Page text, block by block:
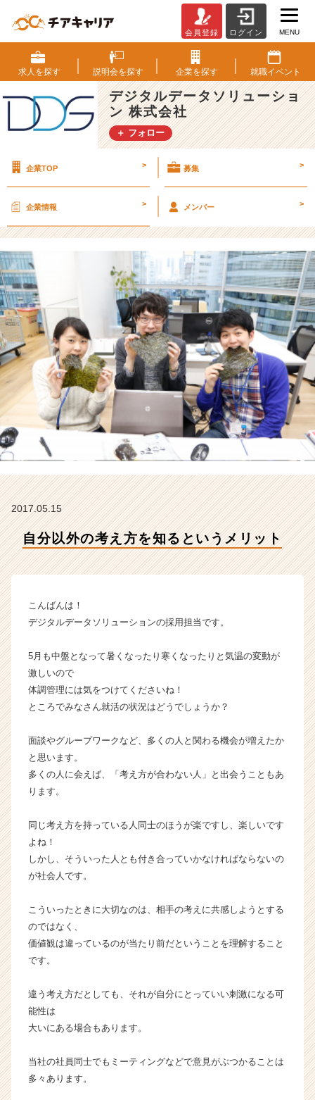
分
以
外
の
考
え
方
る
う
ッ
ト
【デ
ジ
タ
ル
デ
ー
タ
リ
ュ
ー
会
ラ
ン】
ベ
ン
ー・
長
か
カ
が
く
イ
チ
キ
会員登録 ログイン MENU
求人を探す 説明会を探す 企業を探す 就職イベント
デジタルデータソリューショ
ン 株式会社
＋ フォロー
企業TOP > 募集 >
企業情報 > メンバー >
2017.05.15
自分以外の考え方を知るというメリット
こんばんは！
デジタルデータソリューションの採用担当です。
5月も中盤となって暑くなったり寒くなったりと気温の変動が
激しいので
体調管理には気をつけてくださいね！
ところでみなさん就活の状況はどうでしょうか？
面談やグループワークなど、多くの人と関わる機会が増えたか
と思います。
多くの人に会えば、「考え方が合わない人」と出会うこともあ
ります。
同じ考え方を持っている人同士のほうが楽ですし、楽しいです
よね！
しかし、そういった人とも付き合っていかなければならないの
が社会人です。
こういったときに大切なのは、相手の考えに共感しようとする
のではなく、
価値観は違っているのが当たり前だということを理解すること
です。
違う考え方だとしても、それが自分にとっていい刺激になる可
能性は
大いにある場合もあります。
当社の社員同士でもミーティングなどで意見がぶつかることは
多々あります。